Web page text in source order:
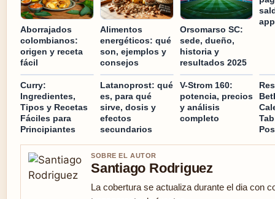
Aborrajados
colombianos:
origen y receta
fácil
Alimentos
energéticos: qué
son, ejemplos y
consejos
Orsomarso SC:
sede, dueño,
historia y
resultados 2025
app
Curry:
Ingredientes,
Tipos y Recetas
Fáciles para
Principiantes
Latanoprost: qué
es, para qué
sirve, dosis y
efectos
secundarios
V-Strom 160:
potencia, precios
y análisis
completo
SOBRE EL AUTOR
Santiago Rodriguez
La cobertura se actualiza durante el dia con